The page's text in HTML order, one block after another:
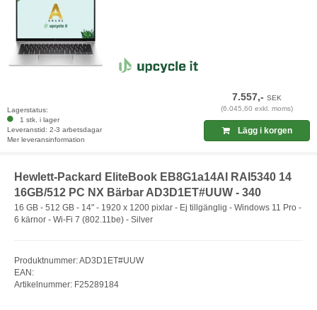
Lagerstatus:
1 stk. i lager
Leveranstid: 2-3 arbetsdagar
Mer leveransinformation
7.557,-SEK
(6.045,60 exkl. moms)
Lägg i korgen
Hewlett-Packard EliteBook EB8G1a14AI RAI5340 14
16GB/512 PC NX Bärbar AD3D1ET#UUW - 340
16 GB - 512 GB - 14" - 1920 x 1200 pixlar - Ej tillgänglig - Windows 11 Pro -
6 kärnor - Wi-Fi 7 (802.11be) - Silver
Produktnummer: AD3D1ET#UUW
EAN:
Artikelnummer: F25289184